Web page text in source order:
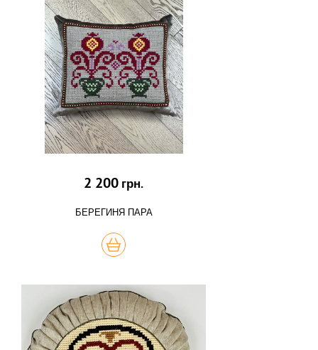
2 200 грн.
БЕРЕГИНЯ ПАРА
КУПИТЬ